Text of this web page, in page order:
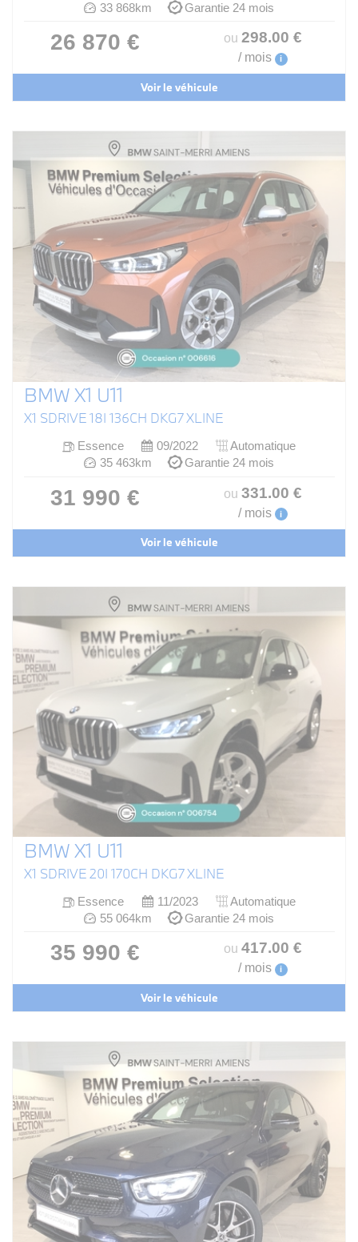
33 868km
Garantie 24 mois
26 870 € ou 298.00 €
/ mois i
Voir le véhicule
BMW X1 U11
X1 SDRIVE 18I 136CH DKG7 XLINE
Essence 09/2022
Automatique
35 463km
Garantie 24 mois
31 990 € ou 331.00 €
/ mois i
Voir le véhicule
BMW X1 U11
X1 SDRIVE 20I 170CH DKG7 XLINE
Essence 11/2023
Automatique
55 064km
Garantie 24 mois
35 990 € ou 417.00 €
/ mois i
Voir le véhicule